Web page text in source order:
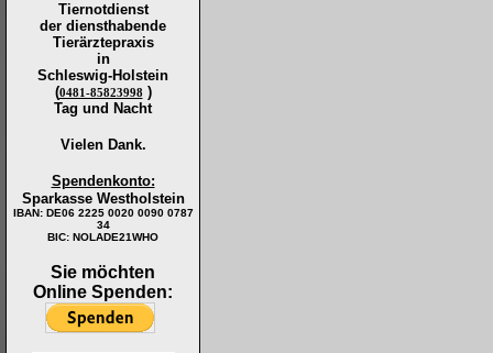
Tiernotdienst
der diensthabende
Tierärztepraxis
in
Schleswig-Holstein
(0481-85823998 )
Tag und Nacht
Vielen Dank.
Spendenkonto:
Sparkasse Westholstein
IBAN: DE06 2225 0020 0090 0787
34
BIC: NOLADE21WHO
Sie möchten
Online Spenden: